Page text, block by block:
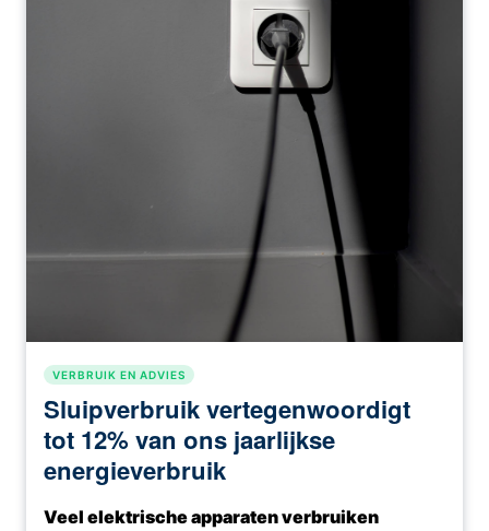
VERBRUIK EN ADVIES
Sluipverbruik vertegenwoordigt
tot 12% van ons jaarlijkse
energieverbruik
Veel elektrische apparaten verbruiken